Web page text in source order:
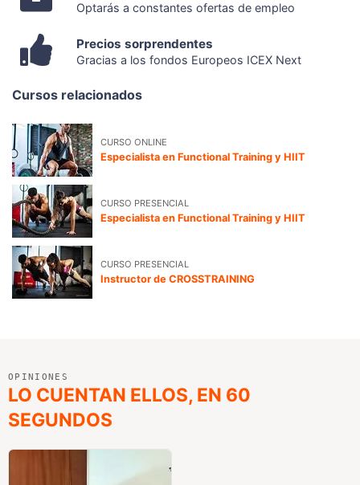
Optarás a constantes ofertas de empleo
Precios sorprendentes
Gracias a los fondos Europeos ICEX Next
Cursos relacionados
CURSO ONLINE
Especialista en Functional Training y HIIT
CURSO PRESENCIAL
Especialista en Functional Training y HIIT
CURSO PRESENCIAL
Instructor de CROSSTRAINING
OPINIONES
LO CUENTAN ELLOS, EN 60
SEGUNDOS